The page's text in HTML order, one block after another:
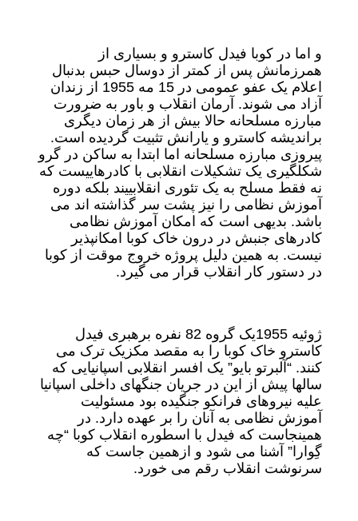
و اما در کوبا فیدل کاسترو و بسیاری از
همرزمانش پس از کمتر از دوسال حبس بدنبال
اعلام یک عفو عمومی در 15 مه 1955 از زندان
آزاد می شوند. آرمان انقلاب و باور به ضرورت
مبارزه مسلحانه حالا بیش از هر زمان دیگری
براندیشه کاسترو و یارانش تثبیت گردیده است.
پیروزی مبارزه مسلحانه اما ابتدا به ساکن در گرو
شکلگیری یک تشکیلات انقلابی با کادرهاییست که
نه فقط مسلح به یک تئوری انقلابییند بلکه دوره
آموزش نظامی را نیز پشت سر گذاشته اند می
باشد. بدیهی است که امکان آموزش نظامی
کادرهای جنبش در درون خاک کوبا امکانپذیر
نیست. به همین دلیل پروژه خروج موقت از کوبا
در دستور کار انقلاب قرار می گیرد.
ژوئیه 1955یک گروه 82 نفره برهبری فیدل
کاسترو خاک کوبا را به مقصد مکزیک ترک می
کنند. “آلبرتو بایو” یک افسر انقلابی اسپانیایی که
سالها پیش از این در جریان جنگهای داخلی اسپانیا
علیه نیروهای فرانکو جنگیده بود مسئولیت
آموزش نظامی به آنان را بر عهده دارد. در
همینجاست که فیدل با اسطوره انقلاب کوبا “چه
گِوارا” آشنا می شود و ازهمین جاست که
سرنوشت انقلاب رقم می خورد.